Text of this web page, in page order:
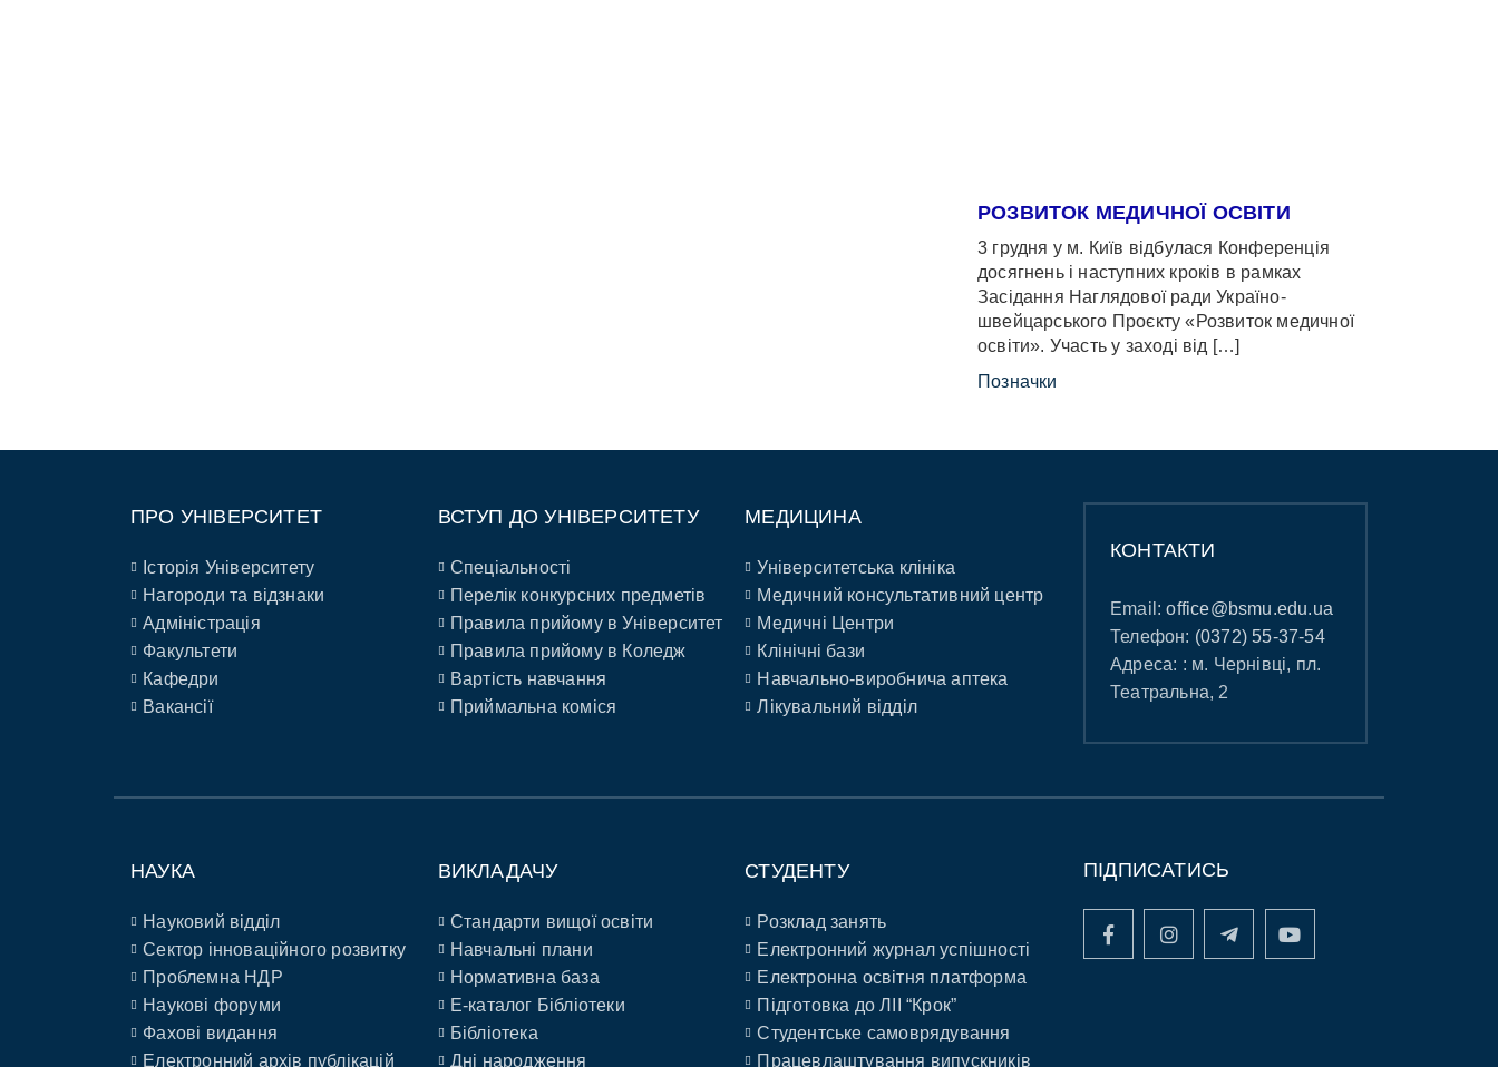
РОЗВИТОК МЕДИЧНОЇ ОСВІТИ
3 грудня у м. Київ відбулася Конференція
досягнень і наступних кроків в рамках
Засідання Наглядової ради Україно-
швейцарського Проєкту «Розвиток медичної
освіти». Участь у заході від […]
Позначки
ПРО УНІВЕРСИТЕТ
Історія Університету
Нагороди та відзнаки
Адміністрація
Факультети
Кафедри
Вакансії
ВСТУП ДО УНІВЕРСИТЕТУ
Спеціальності
Перелік конкурсних предметів
Правила прийому в Університет
Правила прийому в Коледж
Вартість навчання
Приймальна коміся
МЕДИЦИНА
Університетська клініка
Медичний консультативний центр
Медичні Центри
Клінічні бази
Навчально-виробнича аптека
Лікувальний відділ
КОНТАКТИ
Email:office@bsmu.edu.ua
Телефон: (0372) 55-37-54
Адреса: : м. Чернівці, пл.
Театральна, 2
НАУКА
Науковий відділ
Сектор інноваційного розвитку
Проблемна НДР
Наукові форуми
Фахові видання
Електронний архів публікацій
ВИКЛАДАЧУ
Стандарти вищої освіти
Навчальні плани
Нормативна база
E-каталог Бібліотеки
Бібліотека
Дні народження
СТУДЕНТУ
Розклад занять
Електронний журнал успішності
Електронна освітня платформа
Підготовка до ЛІІ “Крок”
Студентське самоврядування
Працевлаштування випускників
ПІДПИСАТИСЬ